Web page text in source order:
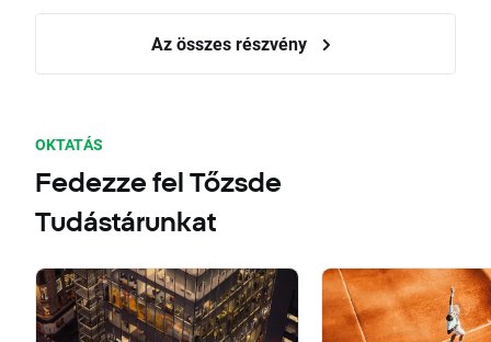
Az összes részvény
OKTATÁS
Fedezze fel Tőzsde
Tudástárunkat